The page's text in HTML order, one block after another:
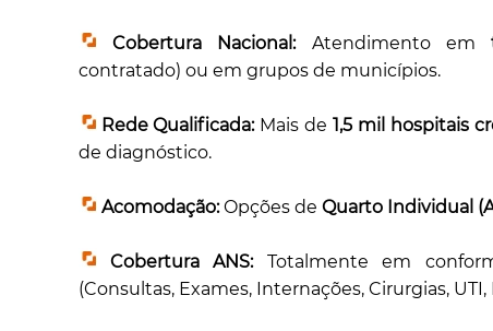
Cobertura Nacional:Atendimento em
contratado) ou em grupos de municípios.
Rede Qualificada:Mais de1,5 mil hospitais
de diagnóstico.
Acomodação:Opções deQuarto Individual
Cobertura ANS:Totalmente em
(Consultas, Exames, Internações, Cirurgias,